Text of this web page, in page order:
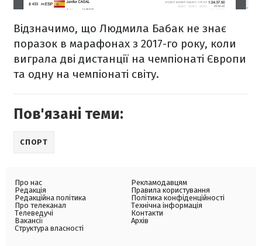
Відзначимо, що Людмила Бабак не знає
поразок в марафонах з 2017-го року, коли
виграла дві дистанції на чемпіонаті Європи
та одну на чемпіонаті світу.
Пов'язані теми:
СПОРТ
Про нас
Редакція
Редакційна політика
Про телеканал
Телеведучі
Вакансії
Структура власності
Рекламодавцям
Правила користування
Політика конфіденційності
Технічна інформація
Контакти
Архів